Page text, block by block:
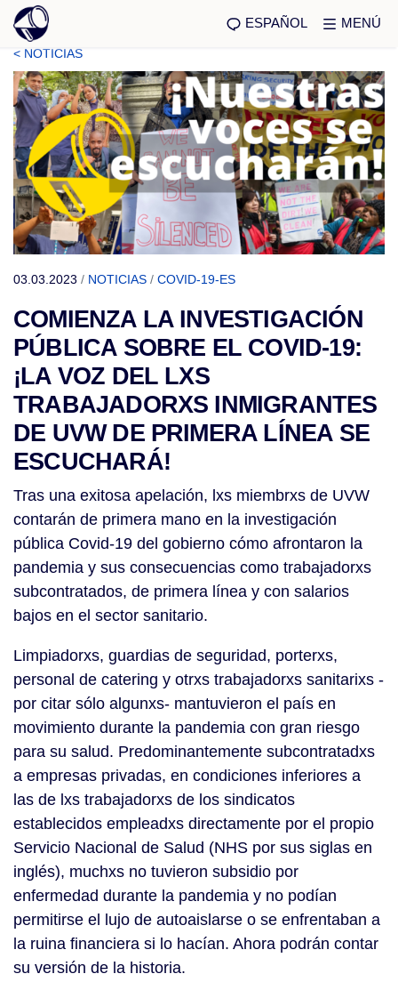
ESPAÑOL MENÚ
< NOTICIAS
03.03.2023 / NOTICIAS / COVID-19-ES
COMIENZA LA INVESTIGACIÓN
PÚBLICA SOBRE EL COVID-19:
¡LA VOZ DEL LXS
TRABAJADORXS INMIGRANTES
DE UVW DE PRIMERA LÍNEA SE
ESCUCHARÁ!
Tras una exitosa apelación, lxs miembrxs de UVW
contarán de primera mano en la investigación
pública Covid-19 del gobierno cómo afrontaron la
pandemia y sus consecuencias como trabajadorxs
subcontratados, de primera línea y con salarios
bajos en el sector sanitario.
Limpiadorxs, guardias de seguridad, porterxs,
personal de catering y otrxs trabajadorxs sanitarixs -
por citar sólo algunxs- mantuvieron el país en
movimiento durante la pandemia con gran riesgo
para su salud. Predominantemente subcontratadxs
a empresas privadas, en condiciones inferiores a
las de lxs trabajadorxs de los sindicatos
establecidos empleadxs directamente por el propio
Servicio Nacional de Salud (NHS por sus siglas en
inglés), muchxs no tuvieron subsidio por
enfermedad durante la pandemia y no podían
permitirse el lujo de autoaislarse o se enfrentaban a
la ruina financiera si lo hacían. Ahora podrán contar
su versión de la historia.